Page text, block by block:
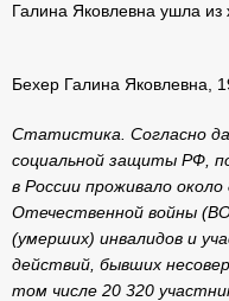
Галина Яковлевна ушла из
Бехер Галина Яковлевна,
Статистика. Согласно
социальной защиты РФ,
в России проживало
Отечественной войны
(умерших) инвалидов и
действий, бывших
том числе 20 320